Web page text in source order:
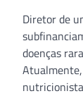
Diretor de
doenças